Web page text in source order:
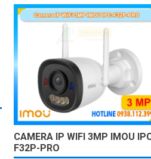
và Smart Tracking
CAMERA IP WIFI 3MP IMOU
F32P-PRO